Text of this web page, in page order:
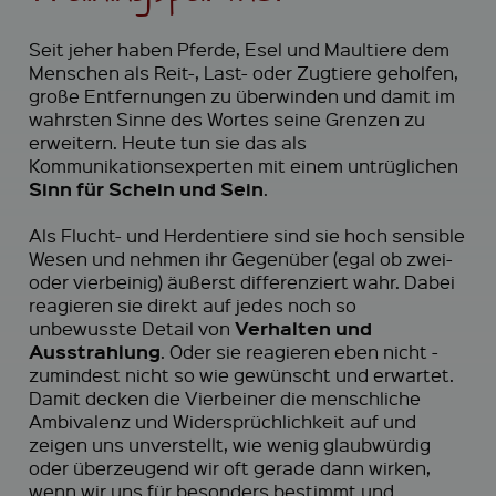
Seit jeher haben Pferde, Esel und Maultiere dem
Menschen als Reit-, Last- oder Zugtiere geholfen,
große Entfernungen zu überwinden und damit im
wahrsten Sinne des Wortes seine Grenzen zu
erweitern. Heute tun sie das als
Kommunikationsexperten mit einem untrüglichen
Sinn für Schein und Sein.
Als Flucht- und Herdentiere sind sie hoch sensible
Wesen und nehmen ihr Gegenüber (egal ob zwei-
oder vierbeinig) äußerst differenziert wahr. Dabei
reagieren sie direkt auf jedes noch so
unbewusste Detail von Verhalten und
Ausstrahlung. Oder sie reagieren eben nicht -
zumindest nicht so wie gewünscht und erwartet.
Damit decken die Vierbeiner die menschliche
Ambivalenz und Widersprüchlichkeit auf und
zeigen uns unverstellt, wie wenig glaubwürdig
oder überzeugend wir oft gerade dann wirken,